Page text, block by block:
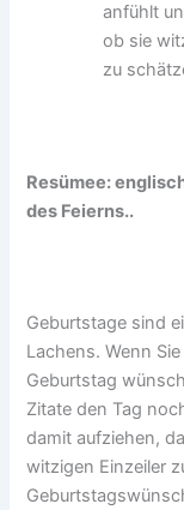
anfühlt
ob sie
zu
Resümee:
des Feierns..
Geburtstage sind
Lachens. Wenn
Geburtstag
Zitate den Tag
damit aufziehen,
witzigen Einzeiler